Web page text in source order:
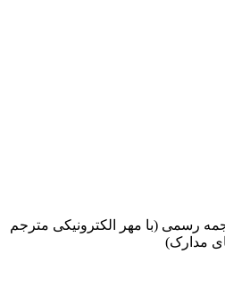
رسمی (با مهر الکترونیکی مترجم
مدارک)